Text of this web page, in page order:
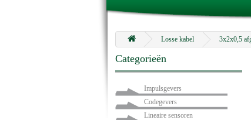
Losse kabel 3x2x0,5
Categorieën
Impulsgevers
Codegevers
Lineaire sensoren